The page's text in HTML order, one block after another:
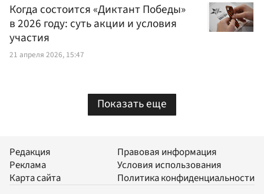
Когда состоится «Диктант Победы»
в 2026 году: суть акции и условия
участия
21 апреля 2026, 15:47
Показать еще
Редакция
Реклама
Карта сайта
Правовая информация
Условия использования
Политика конфиденциальности